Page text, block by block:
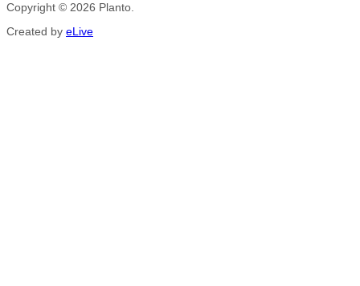
Copyright © 2026 Planto.
Created by eLive